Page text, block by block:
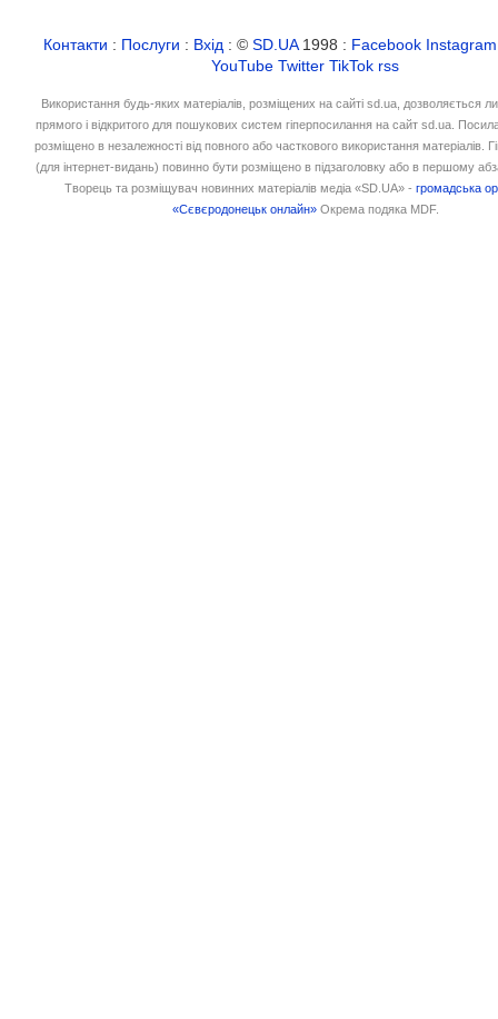
Контакти : Послуги : Вхід : ©SD.UA1998 : Facebook Instagram
YouTube Twitter TikTok rss
Використання будь-яких матеріалів, розміщених на сайті sd.ua, дозволяється
прямого і відкритого для пошукових систем гіперпосилання на сайт sd.ua.
розміщено в незалежності від повного або часткового використання матеріалів.
(для інтернет-видань) повинно бути розміщено в підзаголовку або в першому
Творець та розміщувач новинних матеріалів медіа «SD.UA» -громадська
«Сєвєродонецьк онлайн» Окрема подяка MDF.